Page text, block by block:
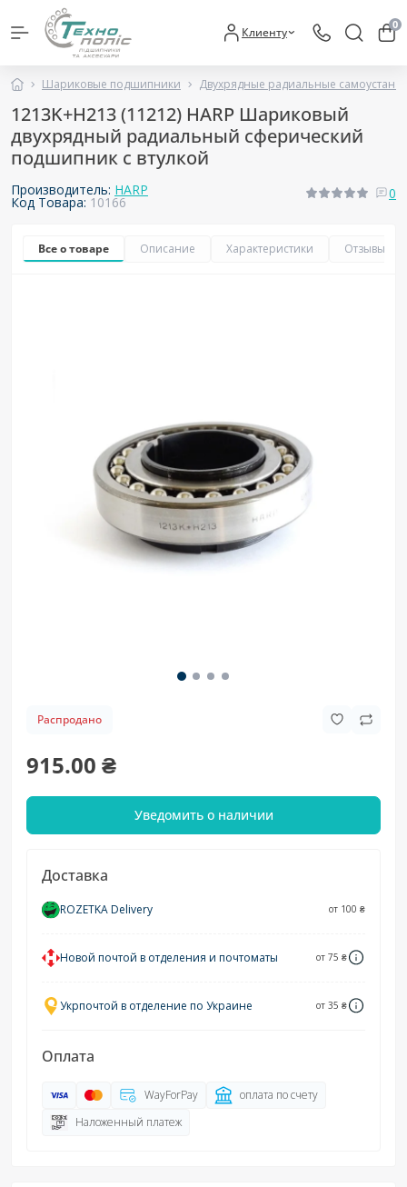
Клиенту 0
Шариковые подшипники Двухрядные радиальные
1213K+H213 (11212) HARP Шариковый
двухрядный радиальный сферический
подшипник с втулкой
Производитель: HARP
Код Товара: 10166
0
Все о товаре Описание Характеристики Отзывы
Распродано
915.00 ₴
Уведомить о наличии
Доставка
ROZETKA Delivery от 100 ₴
Новой почтой в отделения и почтоматы от 75 ₴
Укрпочтой в отделение по Украине от 35 ₴
Оплата
WayForPay
оплата по счету
Наложенный платеж